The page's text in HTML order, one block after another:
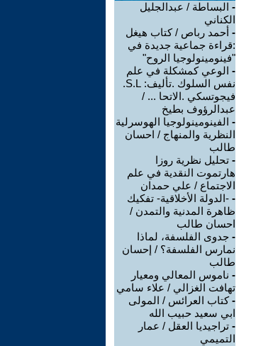
- البساطة / عبدالجليل
الكناني
- أحمد رباص / كتاب هيغل
:قراءة جماعية جديدة في
"فينومينولوجيا الروح"
- الوعي كمشكلة في علم
نفس السلوك .تأليف: S.L.
فيجوتسكي .الاتحا ... /
عبدالرؤوف بطيخ
- الفينومينولوجيا الهوسرلية
النظرية والمنهاج / احسان
طالب
- تحليل نظرية روزا
هارتموت النقدية في علم
الاجتماع / علي حمدان
- -الدولة الأخلاقية- تفكيك
ظاهرة المدنية والتمدن /
احسان طالب
- جدوى الفلسفة، لماذا
نمارس الفلسفة؟ / إحسان
طالب
- ناموس المعالي ومعيار
تهافت الغزالي / علاء سامي
-كتاب العرائس / المولى
ابي سعيد حبيب الله
- تراجيديا العقل / عمار
التميمي